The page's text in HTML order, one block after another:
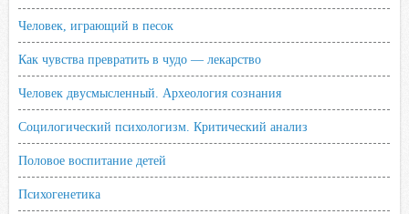
Человек, играющий в песок
Как чувства превратить в чудо — лекарство
Человек двусмысленный. Археология сознания
Социлогический психологизм. Критический анализ
Половое воспитание детей
Психогенетика